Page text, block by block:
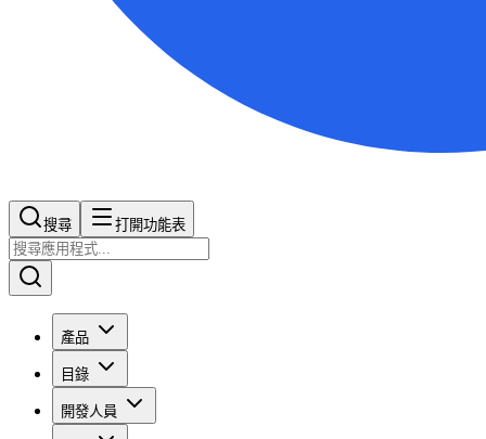
搜尋​​​​ 打開功能表
產品
目錄
開發人員